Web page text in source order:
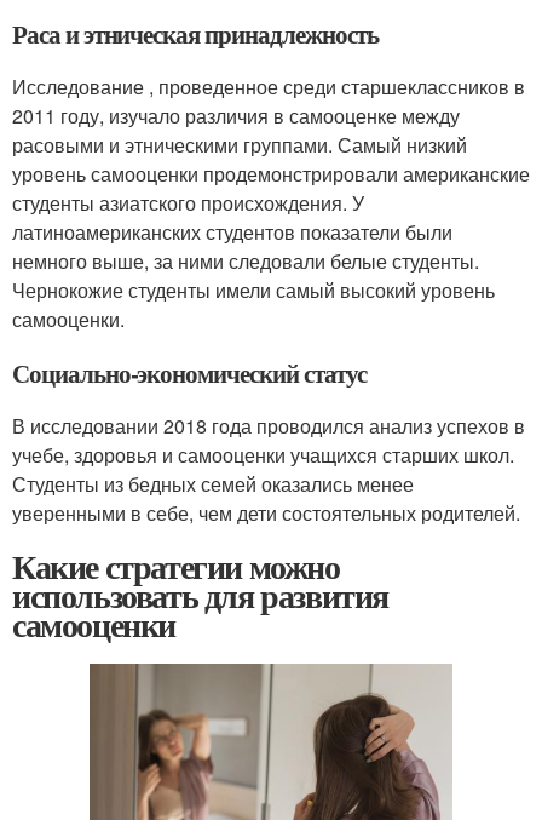
Раса и этническая принадлежность
Исследование , проведенное среди старшеклассников в
2011 году, изучало различия в самооценке между
расовыми и этническими группами. Самый низкий
уровень самооценки продемонстрировали американские
студенты азиатского происхождения. У
латиноамериканских студентов показатели были
немного выше, за ними следовали белые студенты.
Чернокожие студенты имели самый высокий уровень
самооценки.
Социально-экономический статус
В исследовании 2018 года проводился анализ успехов в
учебе, здоровья и самооценки учащихся старших школ.
Студенты из бедных семей оказались менее
уверенными в себе, чем дети состоятельных родителей.
Какие стратегии можно
использовать для развития
самооценки